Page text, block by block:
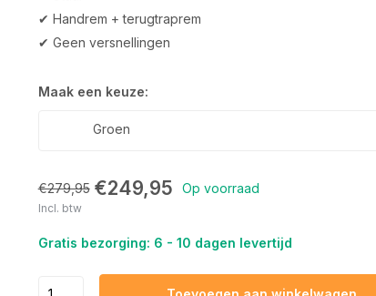
✔ Handrem + terugtraprem
✔ Geen versnellingen
Maak een keuze:
Groen
€279,95 €249,95 Op voorraad
Incl. btw
Gratis bezorging: 6 - 10 dagen levertijd